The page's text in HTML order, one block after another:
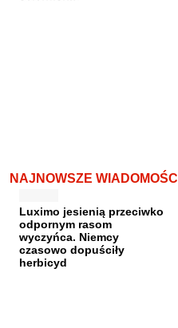
NAJNOWSZE WIADOMOŚCI
Luximo jesienią przeciwko
odpornym rasom
wyczyńca. Niemcy
czasowo dopuściły
herbicyd